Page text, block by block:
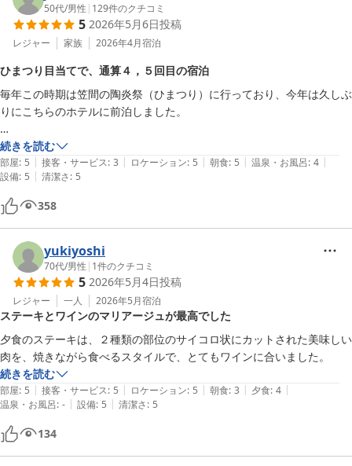
50代/男性 | 129件のクチコミ
5 2026年5月6日投稿
レジャー 家族 2026年4月宿泊
ひまつり目当てで、通算４，５回目の宿泊
毎年この時期は笠間の陶炎祭（ひまつり）に行っており、今年は久しぶ
りにこちらのホテルに前泊しました。
≪部屋・アメニティ≫
メゾネットタイプの部屋で、とても広くて１，２階ともベッド（1階は
ソファベッド）があり、３人で宿泊しても充分すぎる広さで満足です。
アメニティも普通にあり、ルームウェアもあって部屋の風呂上がりにそ
のまま寝られるような便利さも良かったです。
ホテルWiFiはパスワード無しなので少々気になり、持参のWiFiが圏内だ
ったので問題なくネットを使えました。
1階だけでなく2階にも洗面・トイレがあったのはとても良かったで
す。
≪接客・サービス≫
夜21時ころに到着したこともあり、スタッフも少なく接客は可もなく
不可もなく、といったところです。
領収書の宛名を聞いていただき、好きなように変更できたのは良かった
です。
ロビーのコーヒーマシンを自由に使えたのも良かったです。
≪ロケーション≫
ひまつり会場の芸術の森公園まで徒歩圏内で、ホテルの駐車場に車を止
続きを読む
部屋: 5 | 接客・サービス: 3 | ロケーション: 5 | 朝食: 5 | 温泉・お風呂: 4 |
設備: 5 | 清潔さ: 5
358
yukiyoshi
70代/男性 | 1件のクチコミ
5 2026年5月4日投稿
レジャー 一人 2026年5月宿泊
ステーキとワインのマリアージュが最高でした
夕食のステーキは、２種類の部位のサイコロ状にカットされた美味しい
肉を、焼きながら食べるスタイルで、とてもワインに合いました。
続きを読む
部屋: 5 | 接客・サービス: 5 | ロケーション: 5 | 朝食: 3 | 夕食: 4 |
温泉・お風呂: - | 設備: 5 | 清潔さ: 5
134